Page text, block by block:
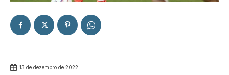
13 de dezembro de 2022